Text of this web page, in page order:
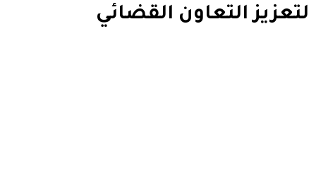
لتعزيز التعاون القضائي